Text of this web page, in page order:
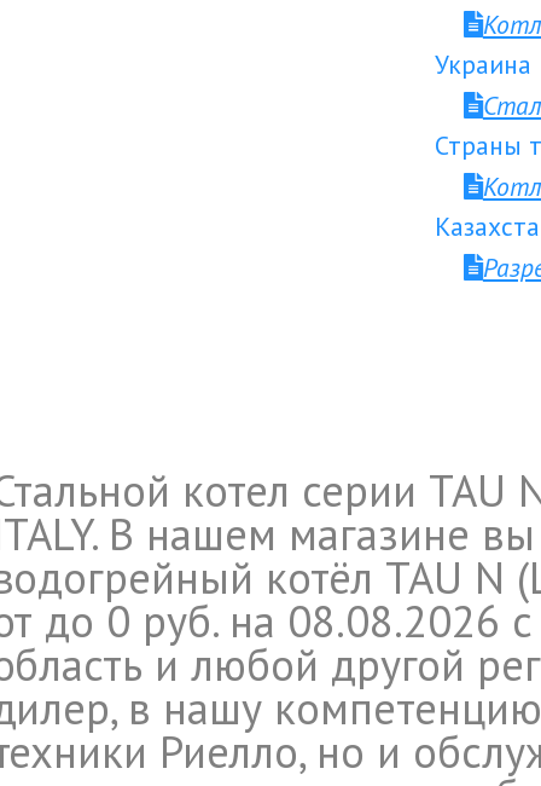
Украина
Страны
котел серии
В нашем магазине
котёл TAU N
до 0 руб. на 08.08.2026
и любой другой
в нашу
Риелло, но и